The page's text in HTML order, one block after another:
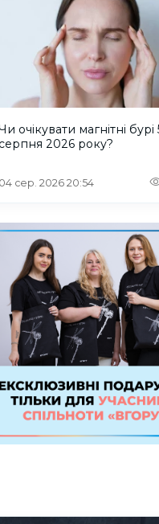
очікувати магнітні бурі
серпня 2026 року?
04 сер. 2026 20:54